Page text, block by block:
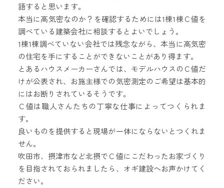
語すると思います。
本当に高気密なのか？を確認するためには1棟1棟Ｃ値を
調べている建築会社に相談するとよいでしょう。
1棟1棟調べていない会社では残念ながら、本当に高気密
の住宅を手にすることができないことがあり得ます。
とあるハウスメーカーさんでは、モデルハウスのＣ値だ
けが公表され、お施主様での気密測定のご希望は基本的
にはお断りされているそうです。
Ｃ値は職人さんたちの丁寧な仕事によってつくられま
す。
良いものを提供すると現場が一体にならないとつくれま
せん。
吹田市、摂津市など北摂でＣ値にこだわったお家づくり
を目指されておられましたら、オギ建設へお声かけてく
ださい。